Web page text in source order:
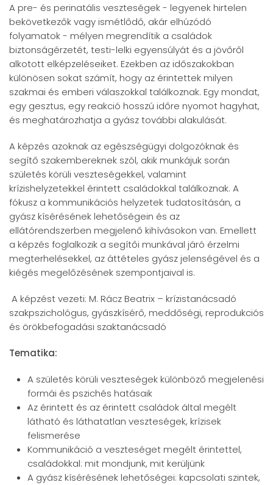
A pre- és perinatális veszteségek - legyenek hirtelen
bekövetkezők vagy ismétlődő, akár elhúzódó
folyamatok - mélyen megrendítik a családok
biztonságérzetét, testi-lelki egyensúlyát és a jövőről
alkotott elképzeléseiket. Ezekben az időszakokban
különösen sokat számít, hogy az érintettek milyen
szakmai és emberi válaszokkal találkoznak. Egy mondat,
egy gesztus, egy reakció hosszú időre nyomot hagyhat,
és meghatározhatja a gyász további alakulását.
A képzés azoknak az egészségügyi dolgozóknak és
segítő szakembereknek szól, akik munkájuk során
születés körüli veszteségekkel, valamint
krízishelyzetekkel érintett családokkal találkoznak. A
fókusz a kommunikációs helyzetek tudatosításán, a
gyász kísérésének lehetőségein és az
ellátórendszerben megjelenő kihívásokon van. Emellett
a képzés foglalkozik a segítői munkával járó érzelmi
megterhelésekkel, az áttételes gyász jelenségével és a
kiégés megelőzésének szempontjaival is.
A képzést vezeti: M. Rácz Beatrix – krízistanácsadó
szakpszichológus, gyászkísérő, meddőségi, reprodukciós
és örökbefogadási szaktanácsadó
Tematika:
A születés körüli veszteségek különböző megjelenési
formái és pszichés hatásaik
Az érintett és az érintett családok által megélt
látható és láthatatlan veszteségek, krízisek
felismerése
Kommunikáció a veszteséget megélt érintettel,
családokkal: mit mondjunk, mit kerüljünk
A gyász kísérésének lehetőségei: kapcsolati szintek,